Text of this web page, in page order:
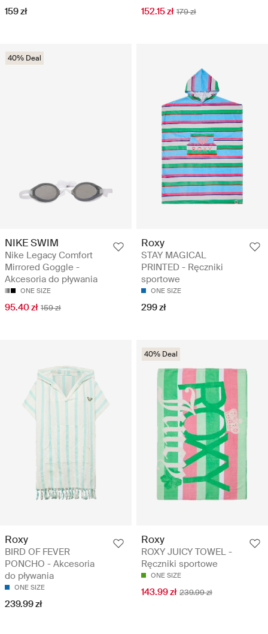
159 zł 152.15 zł 179 zł
40% Deal
NIKE SWIM
Nike Legacy Comfort
Mirrored Goggle -
Akcesoria do pływania
ONE SIZE
95.40 zł 159 zł
Roxy
STAY MAGICAL
PRINTED - Ręczniki
sportowe
ONE SIZE
299 zł
Roxy
BIRD OF FEVER
PONCHO - Akcesoria
do pływania
ONE SIZE
239.99 zł
40% Deal
Roxy
ROXY JUICY TOWEL -
Ręczniki sportowe
ONE SIZE
143.99 zł 239.99 zł